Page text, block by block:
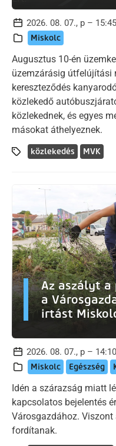
2026. 08. 07., p – 15:45
Miskolc
Augusztus 10-én
üzemzárásig útfelújítási
kereszteződés
közlekedő
közlekednek, és egyes
másokat áthelyeznek.
közlekedés MVK
Az aszályt a
a
irtást
2026. 08. 07., p – 14:10
Miskolc Egészség
Idén a szárazság miatt
kapcsolatos bejelentés
Városgazdához.
fordítanak.